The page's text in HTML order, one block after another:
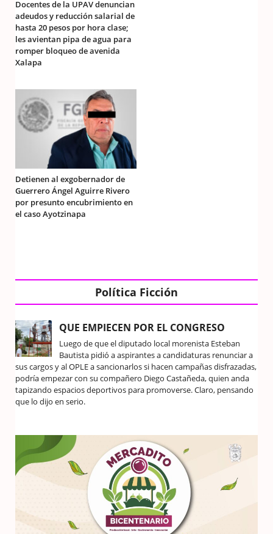
Docentes de la UPAV denuncian
adeudos y reducción salarial de
hasta 20 pesos por hora clase;
les avientan pipa de agua para
romper bloqueo de avenida
Xalapa
Detienen al exgobernador de
Guerrero Ángel Aguirre Rivero
por presunto encubrimiento en
el caso Ayotzinapa
Política Ficción
QUE EMPIECEN POR EL CONGRESO
Luego de que el diputado local morenista Esteban
Bautista pidió a aspirantes a candidaturas renunciar a
sus cargos y al OPLE a sancionarlos si hacen campañas disfrazadas,
podría empezar con su compañero Diego Castañeda, quien anda
tapizando espacios deportivos para promoverse. Claro, pensando
que lo dijo en serio.